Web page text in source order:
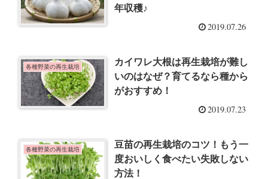
年収穫♪
2019.07.26
各種野菜の再生栽培
カイワレ大根は再生栽培が難し
いのはなぜ？育てるなら種から
がおすすめ！
2019.07.23
各種野菜の再生栽培
豆苗の再生栽培のコツ！もう一
度おいしく食べたい失敗しない
方法！